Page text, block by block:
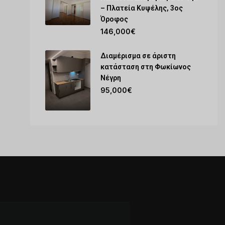
– Πλατεία Κυψέλης, 3ος
Όροφος
146,000€
Διαμέρισμα σε άριστη
κατάσταση στη Φωκίωνος
Νέγρη
95,000€